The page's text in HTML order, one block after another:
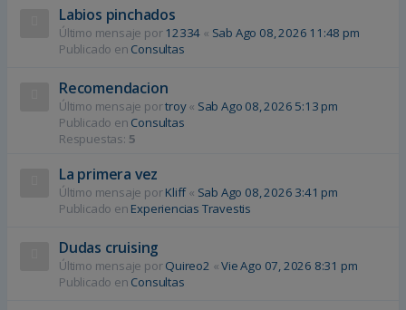
Labios pinchados
Último mensaje por 12334 « Sab Ago 08, 2026 11:48 pm
Publicado en Consultas
Recomendacion
Último mensaje portroy« Sab Ago 08, 2026 5:13 pm
Publicado en Consultas
Respuestas: 5
La primera vez
Último mensaje porKliff« Sab Ago 08, 2026 3:41 pm
Publicado en Experiencias Travestis
Dudas cruising
Último mensaje porQuireo2 «Vie Ago 07, 2026 8:31 pm
Publicado en Consultas